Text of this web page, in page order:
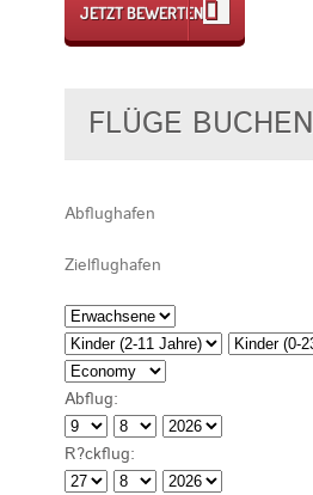
JETZT BEWERTEN
FLÜGE BUCHEN
Abflug:
R?ckflug: